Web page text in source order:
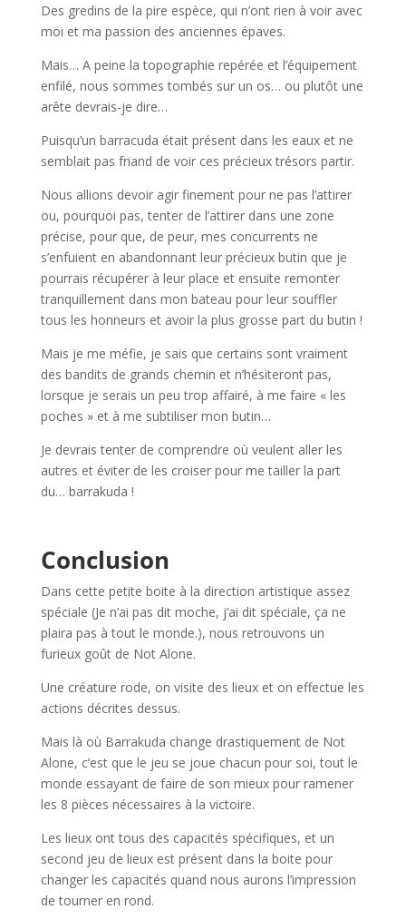
Des gredins de la pire espèce, qui n’ont rien à voir avec
moi et ma passion des anciennes épaves.
Mais… A peine la topographie repérée et l’équipement
enfilé, nous sommes tombés sur un os… ou plutôt une
arête devrais-je dire…
Puisqu’un barracuda était présent dans les eaux et ne
semblait pas friand de voir ces précieux trésors partir.
Nous allions devoir agir finement pour ne pas l’attirer
ou, pourquoi pas, tenter de l’attirer dans une zone
précise, pour que, de peur, mes concurrents ne
s’enfuient en abandonnant leur précieux butin que je
pourrais récupérer à leur place et ensuite remonter
tranquillement dans mon bateau pour leur souffler
tous les honneurs et avoir la plus grosse part du butin !
Mais je me méfie, je sais que certains sont vraiment
des bandits de grands chemin et n’hésiteront pas,
lorsque je serais un peu trop affairé, à me faire « les
poches » et à me subtiliser mon butin…
Je devrais tenter de comprendre où veulent aller les
autres et éviter de les croiser pour me tailler la part
du… barrakuda !
Conclusion
Dans cette petite boite à la direction artistique assez
spéciale (Je n’ai pas dit moche, j’ai dit spéciale, ça ne
plaira pas à tout le monde.), nous retrouvons un
furieux goût de Not Alone.
Une créature rode, on visite des lieux et on effectue les
actions décrites dessus.
Mais là où Barrakuda change drastiquement de Not
Alone, c’est que le jeu se joue chacun pour soi, tout le
monde essayant de faire de son mieux pour ramener
les 8 pièces nécessaires à la victoire.
Les lieux ont tous des capacités spécifiques, et un
second jeu de lieux est présent dans la boite pour
changer les capacités quand nous aurons l’impression
de tourner en rond.